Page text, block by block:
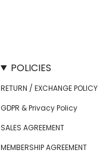
POLICIES
RETURN / EXCHANGE POLICY
GDPR & Privacy Policy
SALES AGREEMENT
MEMBERSHIP AGREEMENT